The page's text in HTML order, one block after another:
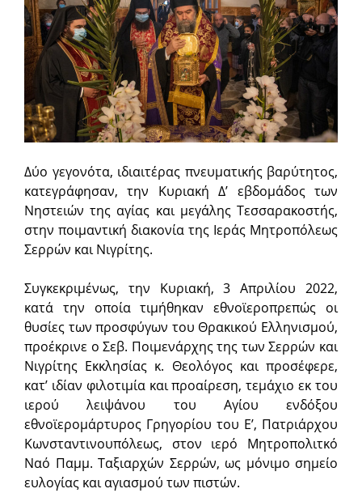
Δύο γεγονότα, ιδιαιτέρας πνευματικής βαρύτητος,
κατεγράφησαν, την Κυριακή Δ’ εβδομάδος των
Νηστειών της αγίας και μεγάλης Τεσσαρακοστής,
στην ποιμαντική διακονία της Ιεράς Μητροπόλεως
Σερρών και Νιγρίτης.
Συγκεκριμένως, την Κυριακή, 3 Απριλίου 2022,
κατά την οποία τιμήθηκαν εθνοϊεροπρεπώς οι
θυσίες των προσφύγων του Θρακικού Ελληνισμού,
προέκρινε ο Σεβ. Ποιμενάρχης της των Σερρών και
Νιγρίτης Εκκλησίας κ. Θεολόγος και προσέφερε,
κατ’ ιδίαν φιλοτιμία και προαίρεση, τεμάχιο εκ του
ιερού λειψάνου του Αγίου ενδόξου
εθνοϊερομάρτυρος Γρηγορίου του Ε’, Πατριάρχου
Κωνσταντινουπόλεως, στον ιερό Μητροπολιτκό
Ναό Παμμ. Ταξιαρχών Σερρών, ως μόνιμο σημείο
ευλογίας και αγιασμού των πιστών.